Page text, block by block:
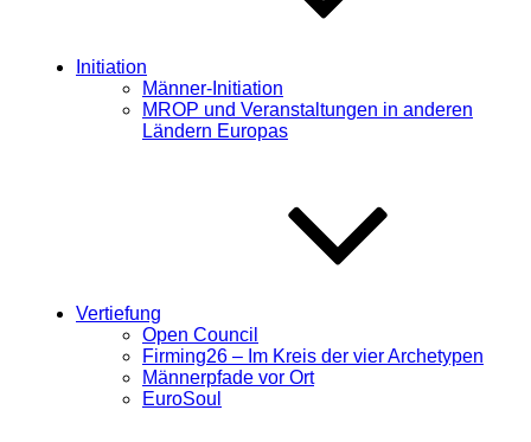
Initiation
Männer-Initiation
MROP und Veranstaltungen in anderen
Ländern Europas
Vertiefung
Open Council
Firming26 – Im Kreis der vier Archetypen
Männerpfade vor Ort
EuroSoul